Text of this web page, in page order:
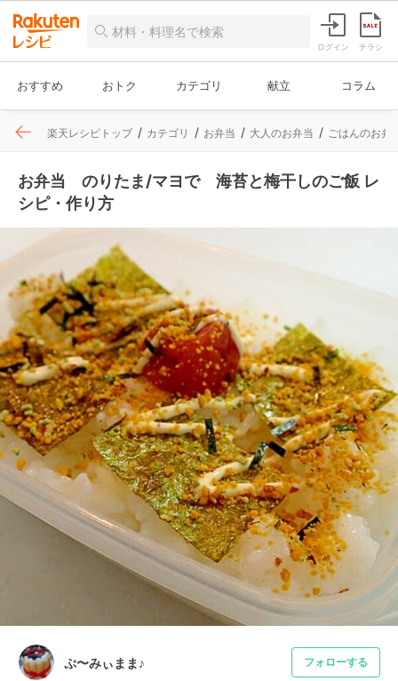
ログイン チラシ
おすすめ おトク カテゴリ 献立 コラム
楽天レシピトップ カテゴリ お弁当 大人のお弁当 ごはんのお弁
お弁当 のりたま/マヨで 海苔と梅干しのご飯 レ
シピ・作り方
ぷ〜みぃまま♪ フォローする